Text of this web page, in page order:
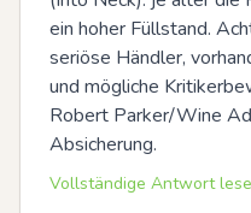
ein hoher Füllstand.
seriöse Händler,
und mögliche
Robert Parker/Wine
Absicherung.
Vollständige Antwort